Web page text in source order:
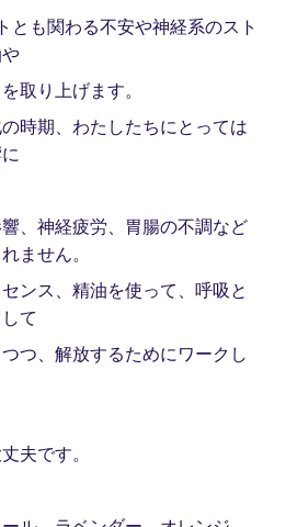
とも関わる不安や神経系のスト
取り上げます。
時期、わたしたちにとっては
、神経疲労、胃腸の不調など
ません。
ンス、精油を使って、呼吸と
て
つ、解放するためにワークし
夫です。